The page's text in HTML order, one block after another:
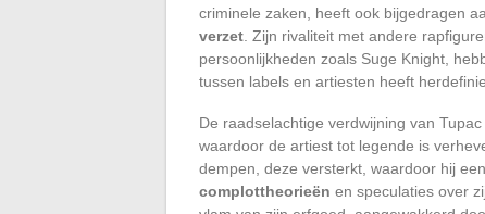
criminele zaken, heeft ook bijgedragen
verzet . Zijn rivaliteit met andere
persoonlijkheden zoals Suge Knight,
tussen labels en artiesten heeft
De raadselachtige verdwijning van
waardoor de artiest tot legende is
dempen, deze versterkt, waardoor hij
complottheorieën en speculaties over